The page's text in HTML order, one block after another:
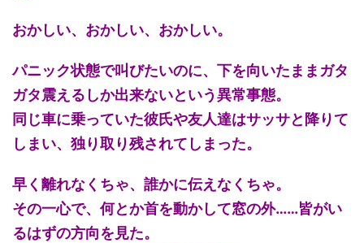
おかしい、おかしい、おかしい。
パニック状態で叫びたいのに、下を向いたままガタ
ガタ震えるしか出来ないという異常事態。
同じ車に乗っていた彼氏や友人達はサッサと降りて
しまい、独り取り残されてしまった。
早く離れなくちゃ、誰かに伝えなくちゃ。
その一心で、何とか首を動かして窓の外……皆がい
るはずの方向を見た。